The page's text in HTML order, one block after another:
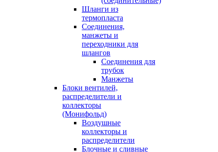
Шланги из
термопласта
Соединения,
манжеты и
переходники для
шлангов
Соединения для
трубок
Манжеты
Блоки вентилей,
распределители и
коллекторы
(Монифольд)
Воздушные
коллекторы и
распределители
Блочные и сливные